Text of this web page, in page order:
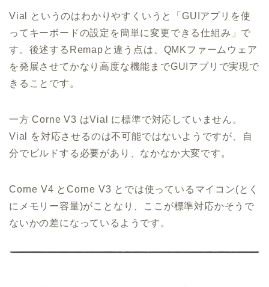
Vial というのはわかりやすくいうと「GUIアプリを使
ってキーボードの設定を簡単に変更できる仕組み」で
す。後述するRemapと違う点は、QMKファームウェア
を発展させてかなり高度な機能までGUIアプリで実現で
きることです。
一方 Corne V3 はVial に標準で対応していません。
Vial を対応させるのは不可能ではないようですが、自
分でビルドする必要があり、なかなか大変です。
Corne V4 とCorne V3 とでは使っているマイコン(とく
にメモリー容量)がことなり、ここが標準対応かそうで
ないかの差になっているようです。